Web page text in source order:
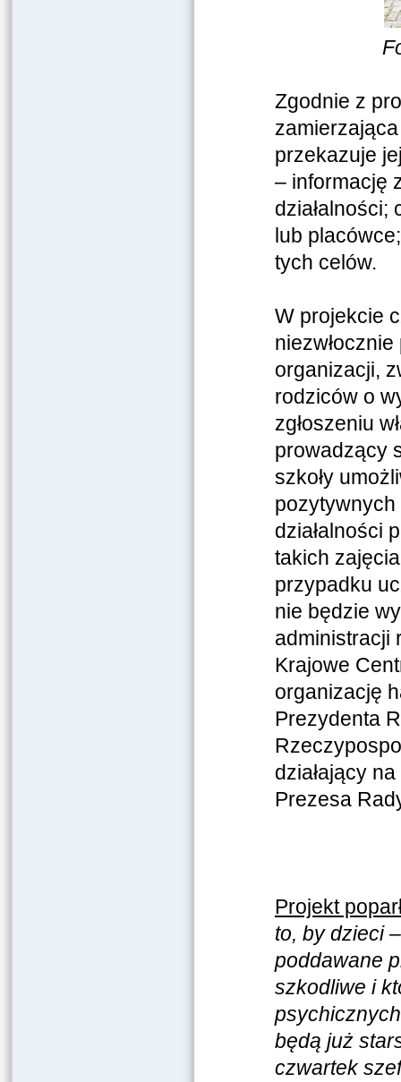
Zgodnie z
przekazuje
– informację
działalności;
lub
tych celów.
W projekcie
organizacji,
rodziców o
zgłoszeniu
prowadzący
szkoły
działalności
takich
przypadku
nie będzie
administracji
Krajowe
organizację
Prezydenta
działający
Prezesa
Projekt
to, by dzieci
poddawane
szkodliwe i
będą już
czwartek